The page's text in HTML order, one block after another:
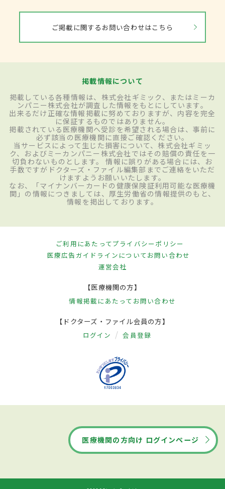
ご掲載に関するお問い合わせはこちら
掲載情報について
掲載している各種情報は、株式会社ギミック、またはミーカ
ンパニー株式会社が調査した情報をもとにしています。
出来るだけ正確な情報掲載に努めておりますが、内容を完全
に保証するものではありません。
掲載されている医療機関へ受診を希望される場合は、事前に
必ず該当の医療機関に直接ご確認ください。
当サービスによって生じた損害について、株式会社ギミッ
ク、およびミーカンパニー株式会社ではその賠償の責任を一
切負わないものとします。 情報に誤りがある場合には、お
手数ですがドクターズ・ファイル編集部までご連絡をいただ
けますようお願いいたします。
なお、「マイナンバーカードの健康保険証利用可能な医療機
関」の情報につきましては、厚生労働省の情報提供のもと、
情報を掲出しております。
ご利用にあたってプライバシーポリシー
医療広告ガイドラインについてお問い合わせ
運営会社
【医療機関の方】
情報掲載にあたって お問い合わせ
【ドクターズ・ファイル会員の方】
ログイン 会員登録
医療機関の方向け ログインページ